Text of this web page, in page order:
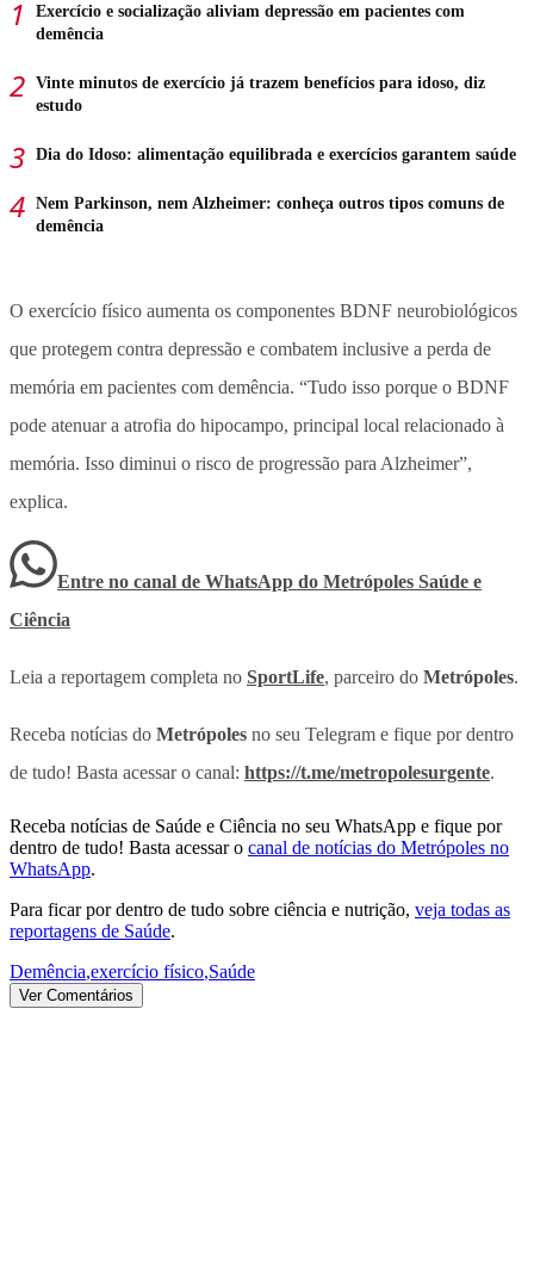
Exercício e socialização aliviam depressão em pacientes com
demência
Vinte minutos de exercício já trazem benefícios para idoso, diz
estudo
Dia do Idoso: alimentação equilibrada e exercícios garantem saúde
Nem Parkinson, nem Alzheimer: conheça outros tipos comuns de
demência
O exercício físico aumenta os componentes BDNF neurobiológicos
que protegem contra depressão e combatem inclusive a perda de
memória em pacientes com demência. “Tudo isso porque o BDNF
pode atenuar a atrofia do hipocampo, principal local relacionado à
memória. Isso diminui o risco de progressão para Alzheimer”,
explica.
Entre no canal de WhatsApp do Metrópoles Saúde e
Ciência
Leia a reportagem completa no SportLife, parceiro do Metrópoles.
Receba notícias do Metrópoles no seu Telegram e fique por dentro
de tudo! Basta acessar o canal: https://t.me/metropolesurgente.
Receba notícias de Saúde e Ciência no seu WhatsApp e fique por
dentro de tudo! Basta acessar o canal de notícias do Metrópoles no
WhatsApp.
Para ficar por dentro de tudo sobre ciência e nutrição, veja todas as
reportagens de Saúde.
Demência,exercício físico,Saúde
Ver Comentários